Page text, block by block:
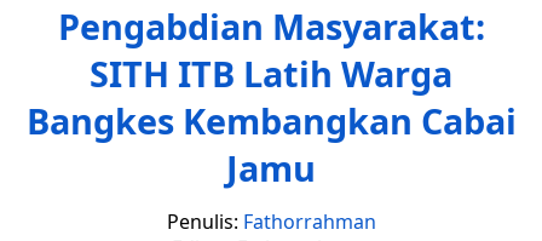
Pengabdian Masyarakat:
SITH ITB Latih Warga
Bangkes Kembangkan Cabai
Jamu
Penulis: Fathorrahman